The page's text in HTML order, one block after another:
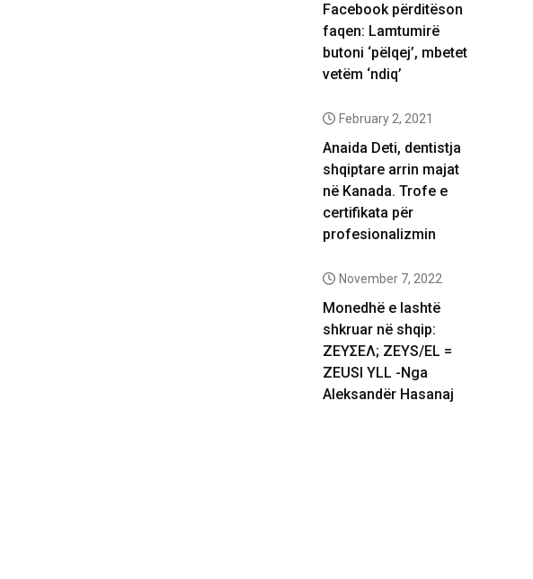
Facebook përditëson
faqen: Lamtumirë
butoni ‘pëlqej’, mbetet
vetëm ‘ndiq’
February 2, 2021
Anaida Deti, dentistja
shqiptare arrin majat
në Kanada. Trofe e
certifikata për
profesionalizmin
November 7, 2022
Monedhë e lashtë
shkruar në shqip:
ΖΕΥΣΕΛ; ZEYS/EL =
ZEUSI YLL -Nga
Aleksandër Hasanaj